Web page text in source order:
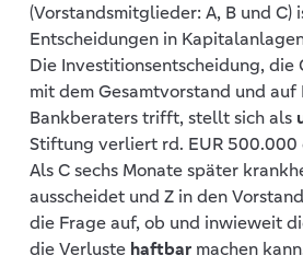
(Vorstandsmitglieder: A, B und C)
Entscheidungen in
Die Investitionsentscheidung, die
mit dem Gesamtvorstand und
Bankberaters trifft, stellt sich als
Stiftung verliert rd. EUR 500.000
Als C sechs Monate später
ausscheidet und Z in den
die Frage auf, ob und inwieweit
die Verluste haftbarmachen